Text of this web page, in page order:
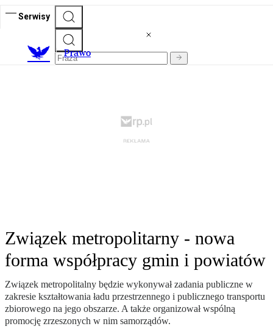
Serwisy
Prawo
Związek metropolitarny - nowa
forma współpracy gmin i powiatów
Związek metropolitalny będzie wykonywał zadania publiczne w
zakresie kształtowania ładu przestrzennego i publicznego transportu
zbiorowego na jego obszarze. A także organizował wspólną
promocję zrzeszonych w nim samorządów.